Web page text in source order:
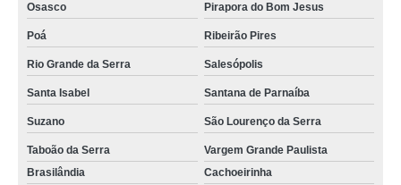
Osasco Pirapora do Bom Jesus
Poá Ribeirão Pires
Rio Grande da Serra Salesópolis
Santa Isabel Santana de Parnaíba
Suzano São Lourenço da Serra
Taboão da Serra
Vargem Grande Paulista
Brasilândia
Cachoeirinha